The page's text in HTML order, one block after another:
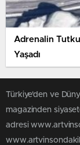
Adrenalin
Yaşadı
Türkiye'den ve
magazinden
adresi